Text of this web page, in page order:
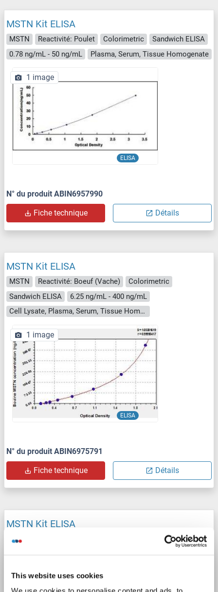
This website uses cookies
MSTN Kit ELISA
MSTN Reactivité: Poulet Colorimetric
Sandwich ELISA
0.78 ng/mL - 50 ng/mL
Plasma, Serum, Tissue Homogenate
ELISA
1 image
N° du produit ABIN6957990
Fiche technique Détails
MSTN Kit ELISA
MSTN Reactivité: Boeuf (Vache)
Colorimetric
Sandwich ELISA
6.25 ng/mL - 400 ng/mL
Cell Lysate, Plasma, Serum, Tissue Homogenate
ELISA
1 image
N° du produit ABIN6975791
Fiche technique Détails
MSTN Kit ELISA
MSTN
Sandwich ELISA
31.25 pg/mL - 2000 pg/mL